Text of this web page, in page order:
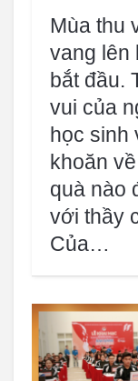
Mùa thu
vang lên
bắt đầu.
vui của
học sinh
khoăn
quà nào
với thầy
Của…